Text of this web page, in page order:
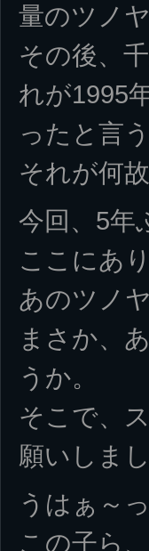
量のツノ
その後、
れが1995
ったと言
それが何
今回、5年
ここにあ
あのツノ
まさか、
うか。
そこで、
願いしまし
うはぁ～
この子ら